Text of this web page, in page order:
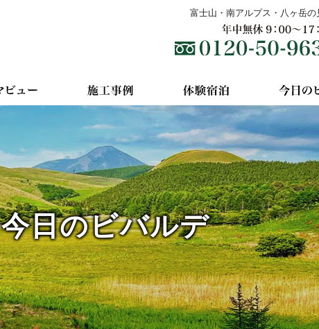
富士山・南アルプス・八ヶ岳
今日のビバルデ